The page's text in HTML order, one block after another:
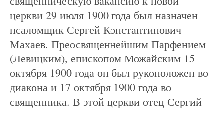
церкви 29 июля 1900 года был назначен
псаломщик Сергей Константинович
Махаев. Преосвященнейшим Парфением
(Левицким), епископом Можайским 15
октября 1900 года он был рукоположен во
диакона и 17 октября 1900 года во
священника. В этой церкви отец Сергий